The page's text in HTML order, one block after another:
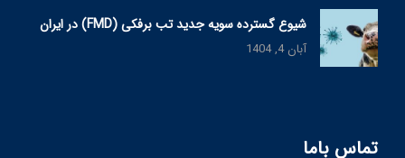
شیوع گسترده سویه جدید تب برفکی (FMD) در ایران
آبان 4, 1404
تماس باما